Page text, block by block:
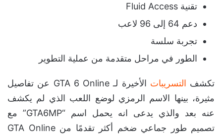
تقنية Fluid Access
دعم 64 إلى 96 لاعب
تجربة سلسة
الطور في مراحل متقدمة من عملية التطوير
تكشف التسريبات
الأخيرة لـ GTA 6 Online عن تفاصيل
مثيرة، بينها الاسم الرمزي لوضع اللعب الذي لم يكشف
عنه بعد والذي يدعى انه يحمل اسم “GTA6MP” مع
تصميم طور جماعي ضخم أكثر تقدمًا من GTA Online